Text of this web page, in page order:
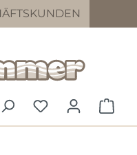
DU HAST 0